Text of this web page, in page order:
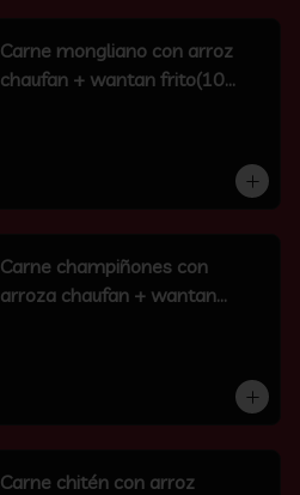
Carne mongliano con arroz
chaufan + wantan frito(10
Carne champiñones con
arroza chaufan + wantan
Carne chitén con arroz